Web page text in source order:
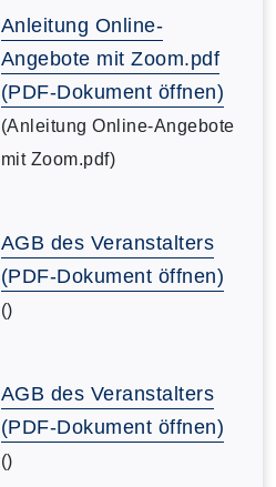
Anleitung Online-
Angebote mit Zoom.pdf
(PDF-Dokument öffnen)
(Anleitung Online-Angebote
mit Zoom.pdf)
AGB des Veranstalters
(PDF-Dokument öffnen)
()
AGB des Veranstalters
(PDF-Dokument öffnen)
()